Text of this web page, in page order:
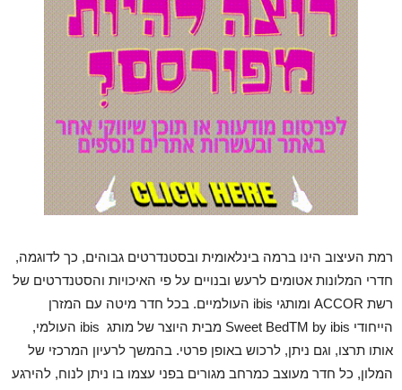
רמת העיצוב הינו ברמה בינלאומית ובסטנדרטים גבוהים, כך לדוגמה,
חדרי המלונות אטומים לרעש ובנויים על פי האיכויות והסטנדרטים של
רשת ACCOR ומותגי ibis העולמיים. בכל חדר מיטה עם המזרן
הייחודי Sweet BedTM by ibis מבית היוצר של מותג ibis העולמי,
אותו תרצו, וגם ניתן, לרכוש באופן פרטי. בהמשך לרעיון המרכזי של
המלון, כל חדר מעוצב כמרחב מגורים בפני עצמו בו ניתן לנוח, להירגע